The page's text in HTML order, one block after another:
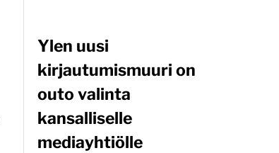
Ylen uusi
kirjautumismuuri on
outo valinta
kansalliselle
mediayhtiölle